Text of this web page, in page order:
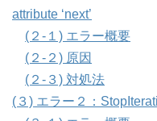
attribute ‘next’
(２-１) エラー概要
(２-２) 原因
(２-３) 対処法
(３) エラー２：